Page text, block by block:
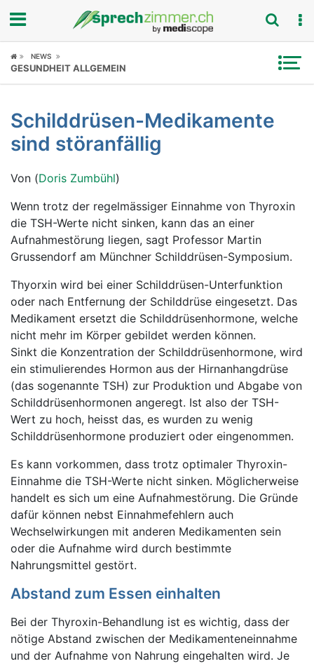
Fokus
Symptome
Ratgeber
Rubriken
NEWS
GESUNDHEIT ALLGEMEIN
Schilddrüsen-Medikamente
sind störanfällig
Von (Doris Zumbühl)
Wenn trotz der regelmässiger Einnahme von Thyroxin
die TSH-Werte nicht sinken, kann das an einer
Aufnahmestörung liegen, sagt Professor Martin
Grussendorf am Münchner Schilddrüsen-Symposium.
Thyorxin wird bei einer Schilddrüsen-Unterfunktion
oder nach Entfernung der Schilddrüse eingesetzt. Das
Medikament ersetzt die Schilddrüsenhormone, welche
nicht mehr im Körper gebildet werden können.
Sinkt die Konzentration der Schilddrüsenhormone, wird
ein stimulierendes Hormon aus der Hirnanhangdrüse
(das sogenannte TSH) zur Produktion und Abgabe von
Schilddrüsenhormonen angeregt. Ist also der TSH-
Wert zu hoch, heisst das, es wurden zu wenig
Schilddrüsenhormone produziert oder eingenommen.
Es kann vorkommen, dass trotz optimaler Thyroxin-
Einnahme die TSH-Werte nicht sinken. Möglicherweise
handelt es sich um eine Aufnahmestörung. Die Gründe
dafür können nebst Einnahmefehlern auch
Wechselwirkungen mit anderen Medikamenten sein
oder die Aufnahme wird durch bestimmte
Nahrungsmittel gestört.
Abstand zum Essen einhalten
Bei der Thyroxin-Behandlung ist es wichtig, dass der
nötige Abstand zwischen der Medikamenteneinnahme
und der Aufnahme von Nahrung eingehalten wird. Je